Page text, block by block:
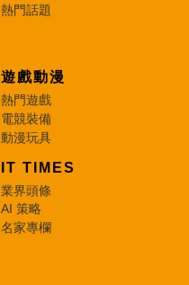
熱門話題
遊戲動漫
熱門遊戲
電競裝備
動漫玩具
IT TIMES
業界頭條
AI 策略
名家專欄